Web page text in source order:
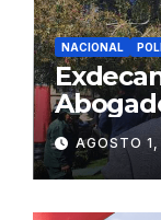
NACIONAL
AGOSTO